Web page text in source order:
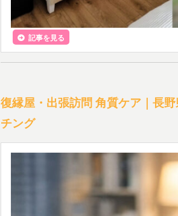
記事を見る
復縁屋・出張訪問 角質ケア｜長
チング